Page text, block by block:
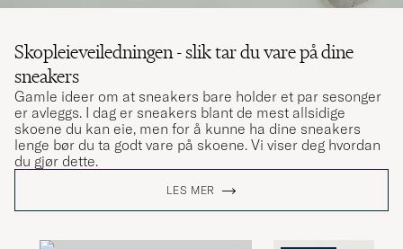
Skopleieveiledningen - slik tar du vare på dine
sneakers
Gamle ideer om at sneakers bare holder et par sesonger
er avleggs. I dag er sneakers blant de mest allsidige
skoene du kan eie, men for å kunne ha dine sneakers
lenge bør du ta godt vare på skoene. Vi viser deg hvordan
du gjør dette.
LES MER